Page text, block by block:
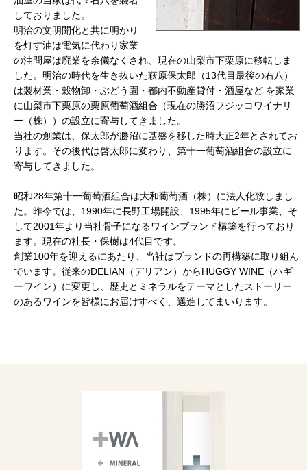
しておりました。
明治の文明開化と共に明かり
を灯す油は電気に代わり家業
の油問屋は廃業を余儀なくされ、現在の山梨市下栗原に移転しま
した。明治の時代を生き抜いた萩原保太郎（13代目最後の右八）
は製材業・穀物卸・ぶどう園・都内不動産貸付・酒屋など を家業
に山梨市下栗原の栗原葡萄酒組合（現在の勝沼フジッコワイナリ
ー（株））の設立に寄与してきました。
当社の創業は、保太郎が勝沼に基盤を移した時大正2年とされてお
ります。その後代は啓太郎に変わり、第十一葡萄酒組合の設立に
寄与してきました。
昭和28年第十一葡萄酒組合は大和葡萄酒（株）に法人化致しまし
た。昨今では、1990年に長野工場開設、1995年にビール事業、そ
して2001年より当社骨子になるワインブランド構築を行っており
ます。現在の社長・保樹は4代目です。
創業100年を迎えるにあたり、当社はブランドの再構築に取り組ん
でいます。従来のDELIAN（デリアン）からHUGGY WINE（ハギ
ーワイン）に変更し、歴史とミネラルをテーマとしたストーリー
のあるワインを皆様にお届けすべく、邁進してまいります。